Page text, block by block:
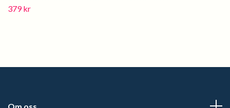
379 kr
Om oss